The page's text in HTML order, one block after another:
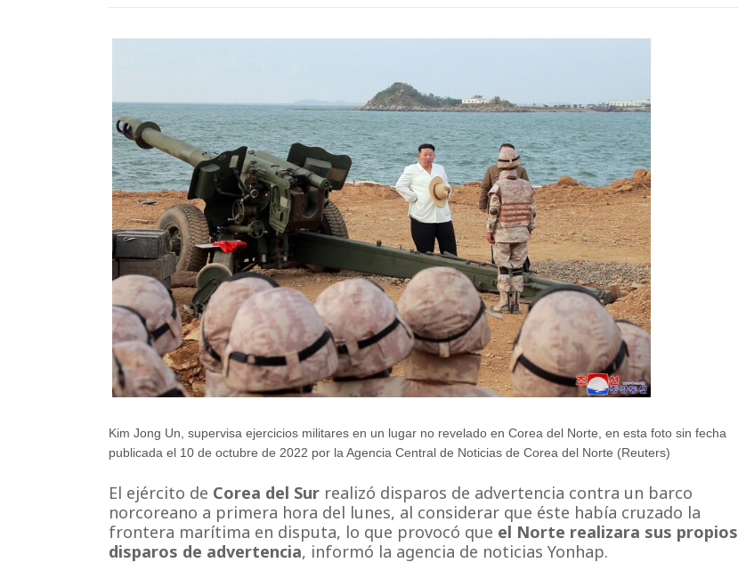
Kim Jong Un, supervisa ejercicios militares en un lugar no revelado en Corea del Norte, en esta foto sin fecha
publicada el 10 de octubre de 2022 por la Agencia Central de Noticias de Corea del Norte (Reuters)
El ejército de Corea del Sur realizó disparos de advertencia contra un barco
norcoreano a primera hora del lunes, al considerar que éste había cruzado la
frontera marítima en disputa, lo que provocó que el Norte realizara sus propios
disparos de advertencia, informó la agencia de noticias Yonhap.